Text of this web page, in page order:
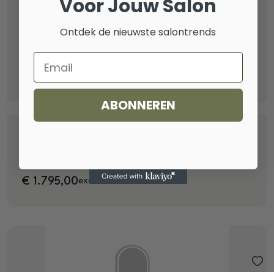
PRE-ORDER
€ 1.795,00excl. btw
Voor Jouw Salon
Ontdek de nieuwste salontrends
Email
ABONNEREN